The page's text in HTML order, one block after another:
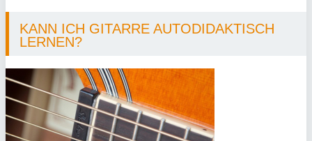
KANN ICH GITARRE AUTODIDAKTISCH
LERNEN?